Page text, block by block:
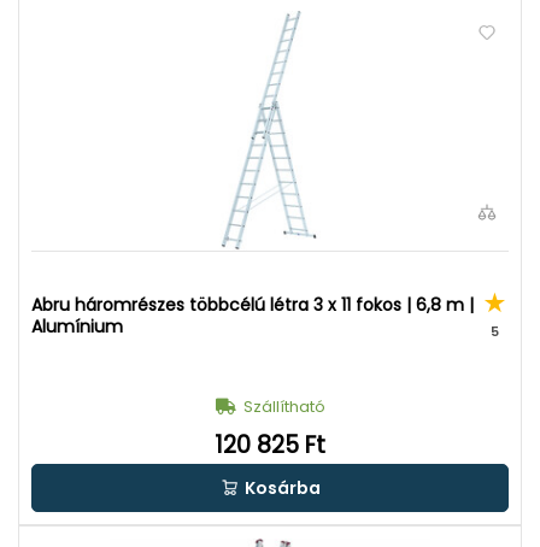
Abru háromrészes többcélú létra 3 x 11 fokos | 6,8 m |
Alumínium
5
Szállítható
120 825 Ft
Kosárba